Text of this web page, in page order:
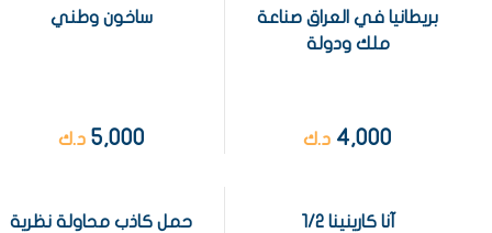
بريطانيا في العراق صناعة
ملك ودولة
4,000 د.ك
ساخون وطني
5,000 د.ك
آنا كارينينا 1/2
حمل كاذب محاولة نظرية